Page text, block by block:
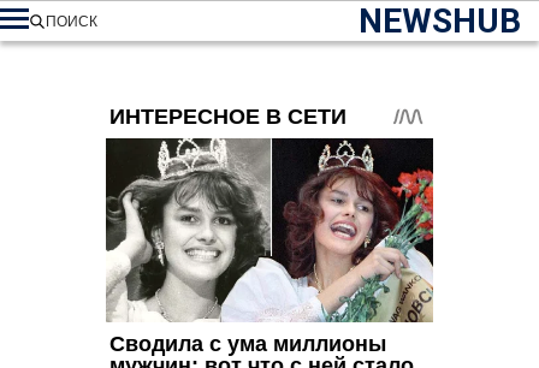
NEWSHUB
ПОИСК